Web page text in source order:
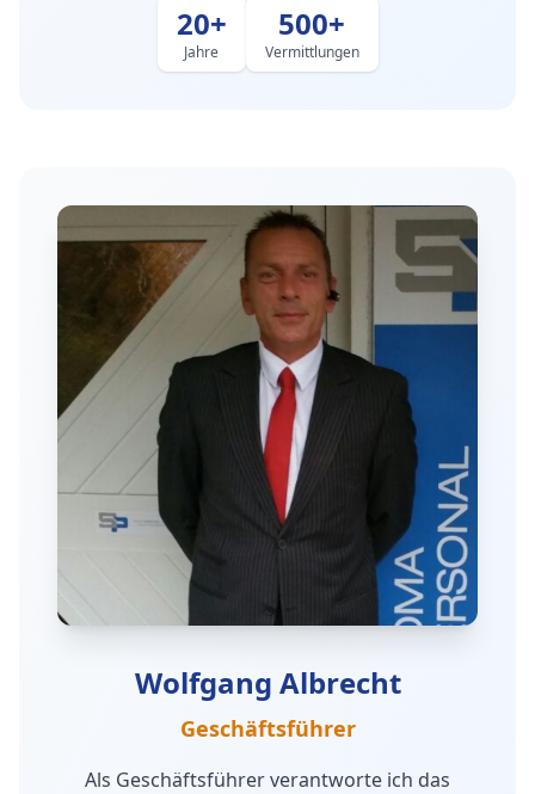
20+
Jahre
500+
Vermittlungen
Wolfgang Albrecht
Geschäftsführer
Als Geschäftsführer verantworte ich das